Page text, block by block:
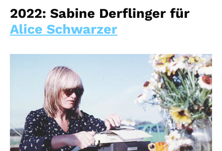
2022: Sabine Derflinger für
Alice Schwarzer